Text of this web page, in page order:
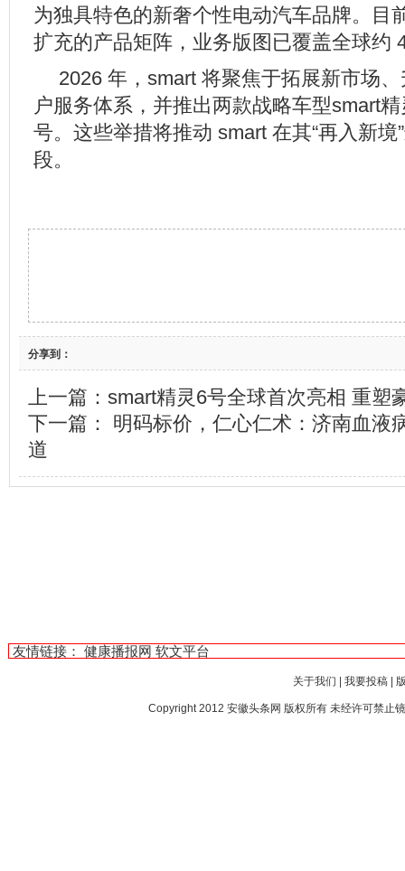
为独具特色的新奢个性电动汽车品牌。目
扩充的产品矩阵，业务版图已覆盖全球约
2026 年，smart 将聚焦于拓展新市场
户服务体系，并推出两款战略车型smart
号。这些举措将推动 smart 在其“再入新境
段。
分享到：
上一篇： smart精灵6号全球首次亮相 重塑
下一篇：
明码标价，仁心仁术：济南血液
道
友情链接： 健康播报网 软文平台
关于我们 我要投稿|
Copyright 2012 安徽头条网 版权所有 未经许可禁止